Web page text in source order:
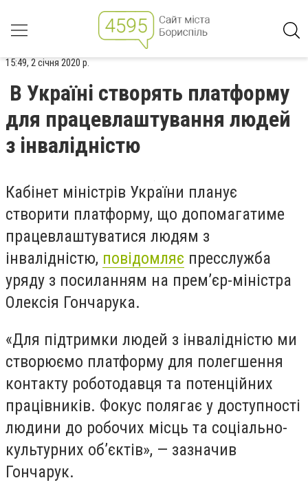
15:49, 2 січня 2020 р.
В Україні створять платформу
для працевлаштування людей
з інвалідністю
Кабінет міністрів України планує
створити платформу, що допомагатиме
працевлаштуватися людям з
інвалідністю, повідомляє пресслужба
уряду з посиланням на прем’єр-міністра
Олексія Гончарука.
«Для підтримки людей з інвалідністю ми
створюємо платформу для полегшення
контакту роботодавця та потенційних
працівників. Фокус полягає у доступності
людини до робочих місць та соціально-
культурних об’єктів», — зазначив
Гончарук.